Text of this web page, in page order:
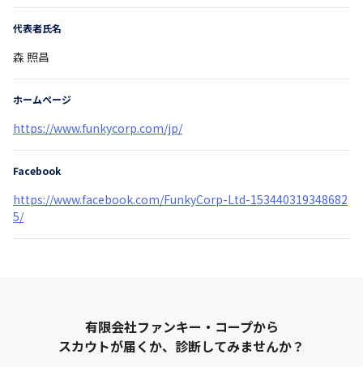
代表者氏名
森 照昌
ホームページ
https://www.funkycorp.com/jp/
Facebook
https://www.facebook.com/FunkyCorp-Ltd-153440319348682
5/
有限会社ファンキー・コープから
スカウトが届くか、診断してみませんか？